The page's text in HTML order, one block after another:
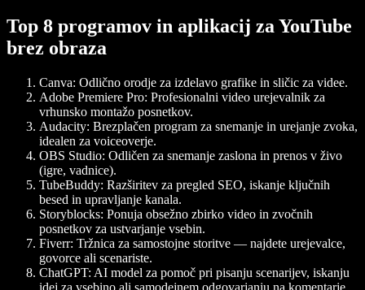
Top 8 programov in aplikacij za YouTube
brez obraza
Canva: Odlično orodje za izdelavo grafike in sličic za videe.
Adobe Premiere Pro: Profesionalni video urejevalnik za
vrhunsko montažo posnetkov.
Audacity: Brezplačen program za snemanje in urejanje zvoka,
idealen za voiceoverje.
OBS Studio: Odličen za snemanje zaslona in prenos v živo
(igre, vadnice).
TubeBuddy: Razširitev za pregled SEO, iskanje ključnih
besed in upravljanje kanala.
Storyblocks: Ponuja obsežno zbirko video in zvočnih
posnetkov za ustvarjanje vsebin.
Fiverr: Tržnica za samostojne storitve — najdete urejevalce,
govorce ali scenariste.
ChatGPT: AI model za pomoč pri pisanju scenarijev, iskanju